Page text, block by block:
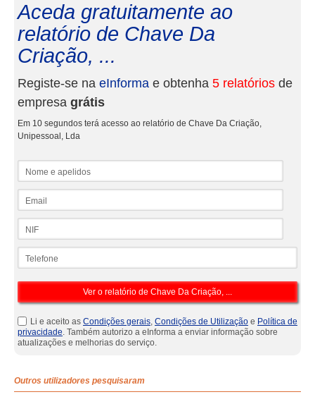
Aceda gratuitamente ao
relatório de Chave Da
Criação, ...
Registe-se na eInforma e obtenha 5 relatórios de
empresa grátis
Em 10 segundos terá acesso ao relatório de Chave Da Criação,
Unipessoal, Lda
Li e aceito as Condições gerais, Condições de Utilização e Política de
privacidade. Também autorizo a eInforma a enviar informação sobre
atualizações e melhorias do serviço.
Outros utilizadores pesquisaram